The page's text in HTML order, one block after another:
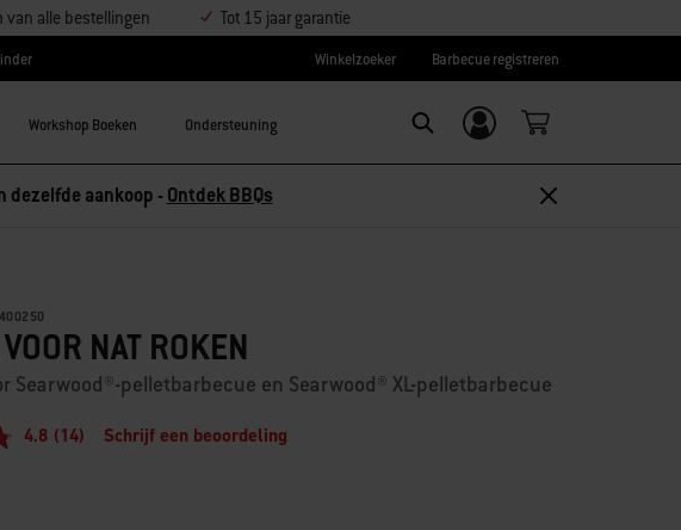
van alle bestellingen Tot 15 jaar garantie
Winkelzoeker Barbecue registreren
Workshop Boeken Ondersteuning
Inloggen/
aanmelden
dezelfde aankoop - Ontdek BBQs
NAT ROKEN
Searwood®-pelletbarbecue en Searwood® XL-pelletbarbecue
4.8 (14) Schrijf een beoordeling